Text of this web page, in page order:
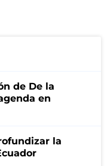
de De la
en
la